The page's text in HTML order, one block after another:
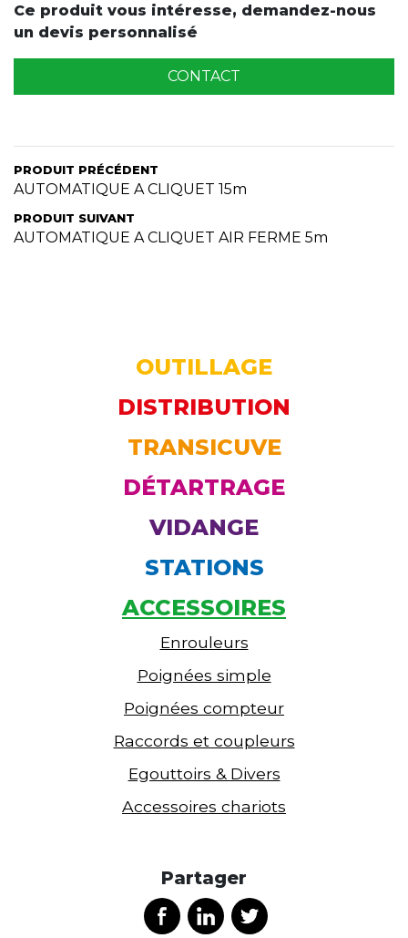
OUTILLAGE
DISTRIBUTION
TRANSICUVE
DÉTARTRAGE
VIDANGE
STATIONS
ACCESSOIRES
Enrouleurs
Poignées simple
Poignées compteur
Raccords et coupleurs
Egouttoirs & Divers
Accessoires chariots
Partager
Ce produit vous intéresse, demandez-nous
un devis personnalisé
CONTACT
PRODUIT PRÉCÉDENT
AUTOMATIQUE A CLIQUET 15m
PRODUIT SUIVANT
AUTOMATIQUE A CLIQUET AIR FERME 5m